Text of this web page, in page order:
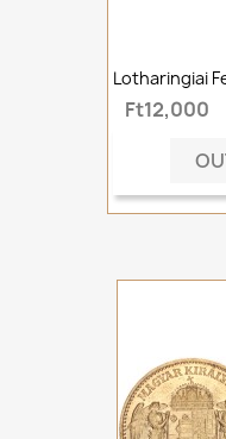
Lotharingiai
Ft12,000